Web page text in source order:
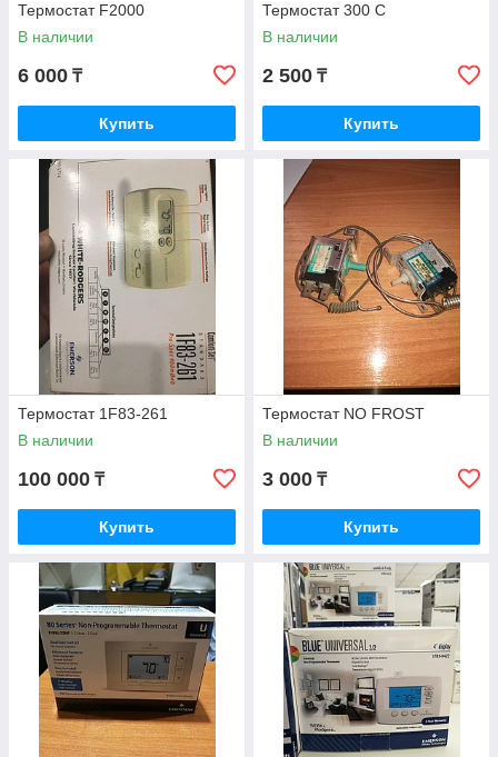
Термостат F2000
В наличии
6 000 ₸
Купить
Термостат 300 С
В наличии
2 500 ₸
Купить
Термостат 1F83-261
В наличии
100 000 ₸
Купить
Термостат NO FROST
В наличии
3 000 ₸
Купить